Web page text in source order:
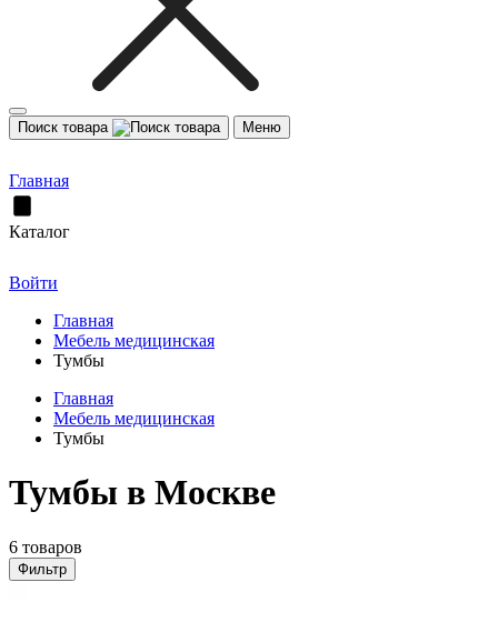
Поиск товара Меню
Главная
Каталог
Войти
Главная
Мебель медицинская
Тумбы
Главная
Мебель медицинская
Тумбы
Тумбы в Москве
6 товаров
Фильтр